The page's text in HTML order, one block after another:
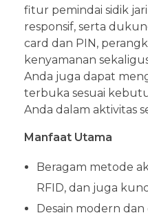
fitur pemindai sidik
responsif, serta
card dan PIN,
kenyamanan
Anda juga dapat
terbuka sesuai
Anda dalam aktivitas
Manfaat Utama
Beragam metode
RFID, dan juga
Desain modern